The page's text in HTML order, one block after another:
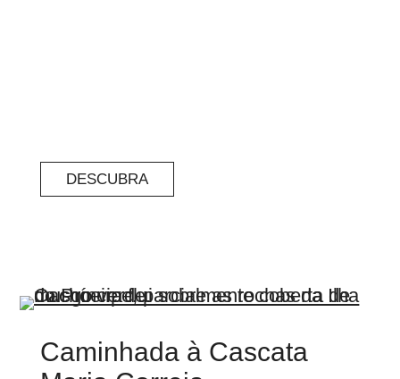
DESCUBRA
Caminhada à Cascata